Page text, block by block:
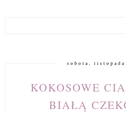
sobota, listopada
KOKOSOWE
BIAŁĄ